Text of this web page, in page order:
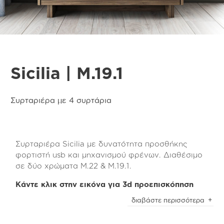
Sicilia | M.19.1
Συρταριέρα με 4 συρτάρια
Συρταριέρα Sicilia με δυνατότητα προσθήκης
φορτιστή usb και μηχανισμού φρένων. Διαθέσιμο
σε δύο χρώματα Μ.22 & Μ.19.1.
Κάντε κλικ στην εικόνα για 3d προεπισκόπηση
Η συρταριέρα Sicilia διαθέτει 4 συρτάρια
διαβάστε περισσότερα